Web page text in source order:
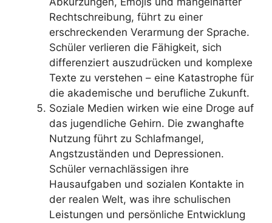
Rechtschreibung, führt zu einer
erschreckenden Verarmung der Sprache.
Schüler verlieren die Fähigkeit, sich
differenziert auszudrücken und komplexe
Texte zu verstehen – eine Katastrophe für
die akademische und berufliche Zukunft.
Soziale Medien wirken wie eine Droge auf
das jugendliche Gehirn. Die zwanghafte
Nutzung führt zu Schlafmangel,
Angstzuständen und Depressionen.
Schüler vernachlässigen ihre
Hausaufgaben und sozialen Kontakte in
der realen Welt, was ihre schulischen
Leistungen und persönliche Entwicklung